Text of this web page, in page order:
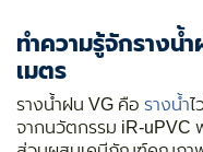
ทำความรู้จักรางน้
เมตร
รางน้ำฝน VG คือ รางน้ำไ
จากนวัตกรรม iR-uPVC